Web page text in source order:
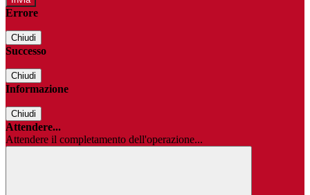
Errore
Chiudi
Successo
Chiudi
Informazione
Chiudi
Attendere...
Attendere il completamento dell'operazione...